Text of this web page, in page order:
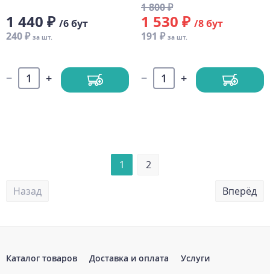
1 440 ₽ /6 бут
240 ₽ за шт.
1 800 ₽
1 530 ₽ /8 бут
191 ₽ за шт.
Назад
1
2
Вперёд
Каталог товаров Доставка и оплата
Услуги